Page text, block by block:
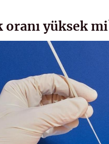
oranı yüksek